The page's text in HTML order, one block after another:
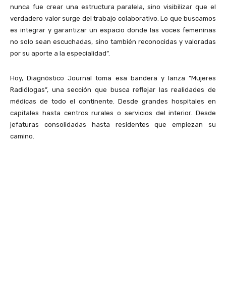
nunca fue crear una estructura paralela, sino visibilizar que el
verdadero valor surge del trabajo colaborativo. Lo que buscamos
es integrar y garantizar un espacio donde las voces femeninas
no solo sean escuchadas, sino también reconocidas y valoradas
por su aporte a la especialidad”.
Hoy, Diagnóstico Journal toma esa bandera y lanza “Mujeres
Radiólogas”, una sección que busca reflejar las realidades de
médicas de todo el continente. Desde grandes hospitales en
capitales hasta centros rurales o servicios del interior. Desde
jefaturas consolidadas hasta residentes que empiezan su
camino.